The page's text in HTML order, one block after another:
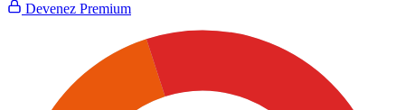
Devenez Premium